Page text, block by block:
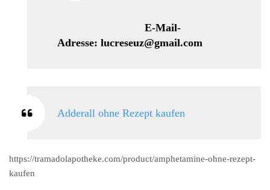
E-Mail-
Adresse: lucreseuz@gmail.com
Adderall ohne Rezept kaufen
https://tramadolapotheke.com/product/amphetamine-ohne-rezept-
kaufen